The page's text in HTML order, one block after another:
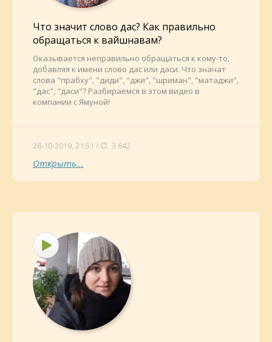
Что значит слово дас? Как правильно
обращаться к вайшнавам?
Оказывается неправильно обращаться к кому-то,
добавляя к имени слово дас или даси. Что значат
слова "прабху", "диди", "джи", "шриман", "матаджи",
"дас", "даси"? Разбираемся в этом видео в
компании с Ямуной!
28-10-2019, 21:51 / 3 642
Открыть...